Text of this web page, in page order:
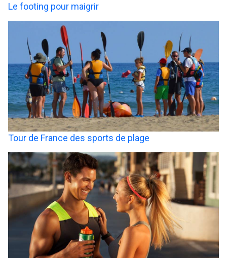
Le footing pour maigrir
Tour de France des sports de plage